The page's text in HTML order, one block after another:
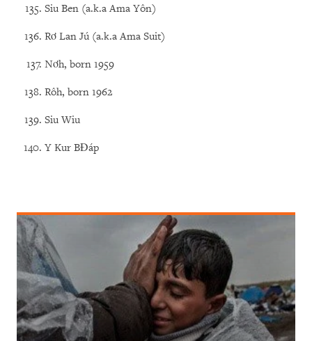
Siu Ben (a.k.a Ama Yôn)
Rơ Lan Jú (a.k.a Ama Suit)
Nơh, born 1959
Rôh, born 1962
Siu Wiu
Y Kur BĐáp